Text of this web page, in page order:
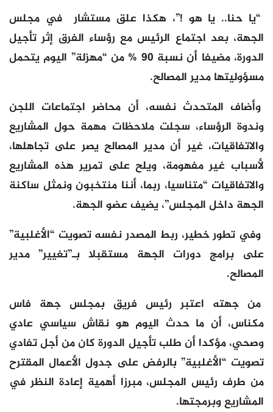
“يا حنا.. يا هو !”، هكذا علق مستشار في مجلس
الجهة، بعد اجتماع الرئيس مع رؤساء الفرق إثر تأجيل
الدورة، مضيفا أن نسبة 90 % من “مهزلة” اليوم يتحمل
مسؤوليتها مدير المصالح.
وأضاف المتحدث نفسه، أن محاضر اجتماعات اللجن
وندوة الرؤساء، سجلت ملاحظات مهمة حول المشاريع
والاتفاقيات، غير أن مدير المصالح يصر على تجاهلها،
لأسباب غير مفهومة، ويلح على تمرير هذه المشاريع
والاتفاقيات “متناسيا، ربما، أننا منتخبون ونمثل ساكنة
الجهة داخل المجلس”، يضيف عضو الجهة.
وفي تطور خطير، ربط المصدر نفسه تصويت “الأغلبية”
على برامج دورات الجهة مستقبلا بـ”تغيير” مدير
المصالح.
من جهته اعتبر رئيس فريق بمجلس جهة فاس
مكناس، أن ما حدث اليوم هو نقاش سياسي عادي
وصحي، مؤكدا أن طلب تأجيل الدورة كان من أجل تفادي
تصويت “الأغلبية” بالرفض على جدول الأعمال المقترح
من طرف رئيس المجلس، مبرزا أهمية إعادة النظر في
المشاريع وبرمجتها.